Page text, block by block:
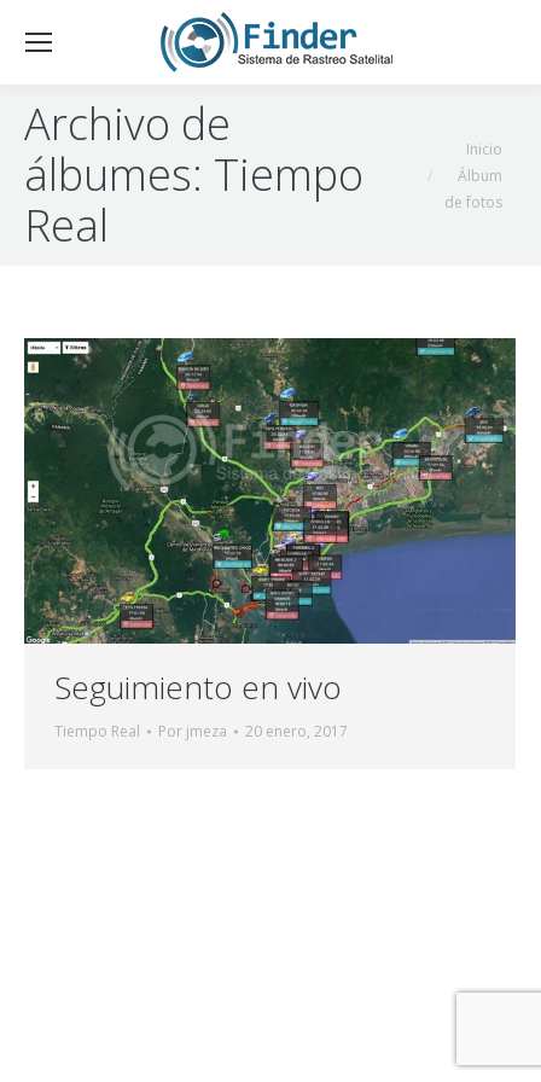
Archivo de
álbumes: Tiempo
Real
Estás aquí:
Inicio
Álbum
de fotos
Seguimiento en vivo
Tiempo Real Por jmeza 20 enero, 2017